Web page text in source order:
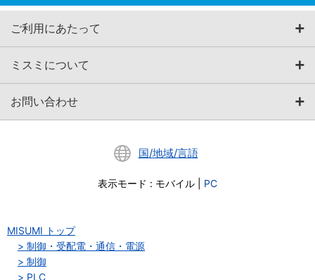
ご利用にあたって
ミスミについて
お問い合わせ
国/地域/言語
表示モード : モバイル PC
MISUMI トップ
制御・受配電・通信・電源
制御
PLC